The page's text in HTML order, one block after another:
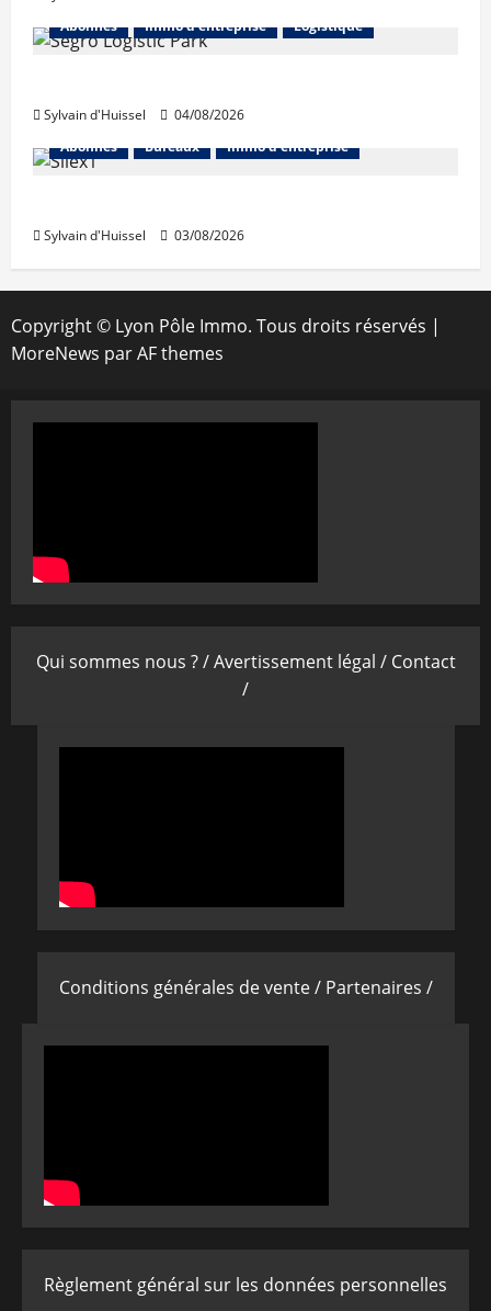
Abonnés
Immo d'entreprise Logistique
Sylvain d'Huissel
04/08/2026
Abonnés
Bureaux Immo d'entreprise
Sylvain d'Huissel 03/08/2026
Copyright © Lyon Pôle Immo. Tous droits réservés |
MoreNews par AF themes
Qui sommes nous ? /Avertissement légal / Contact
/
Conditions générales de vente / Partenaires /
Règlement général sur les données personnelles